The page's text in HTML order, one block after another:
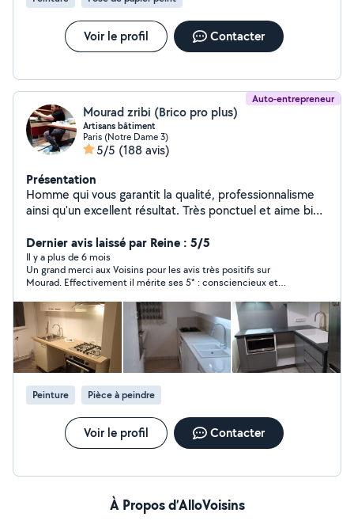
peint, isolation, montage de meubles, bricolage sur
mesure, pose de climatisation. Urgences & dépannages
rapides Disponible pour les interventions urgentes selon
disponibilité, avec réactivité et efficacité.
Voir le profil Contacter
Auto-entrepreneur
Mourad zribi (Brico pro plus)
Artisans bâtiment
Paris (Notre Dame 3)
5/5 (188 avis)
Présentation
Homme qui vous garantit la qualité, professionnalisme
ainsi qu'un excellent résultat. Très ponctuel et aime bien
adorable. je mets à votre service 15 ans d'expérience
dans le domaine du bâtiment électricité, montage de
cuisine, pose parquet, plomberie, pinture..
Dernier avis laissé par Reine : 5/5
Il y a plus de 6 mois
Un grand merci aux Voisins pour les avis très positifs sur
Mourad. Effectivement il mérite ses 5* : consciencieux et
humeur. Je le recommande sans hésiter. Merci Mourad pour le
travail accompli.
Peinture Pièce à peindre
Voir le profil Contacter
À Propos d’AlloVoisins